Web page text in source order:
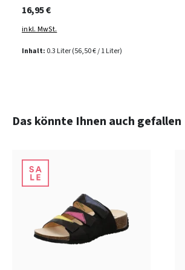
Inhalt: 0.3 Liter(56,50 € / 1 Liter)
16,95 €
inkl. MwSt.
Produktgalerie überspringen
Das könnte Ihnen auch gefallen